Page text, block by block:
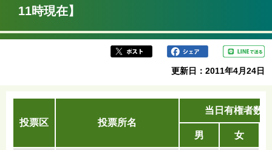
ら
11時現在】
更新日：2011年4月24日
投票区 投票所名
当日有権者数(
男 女